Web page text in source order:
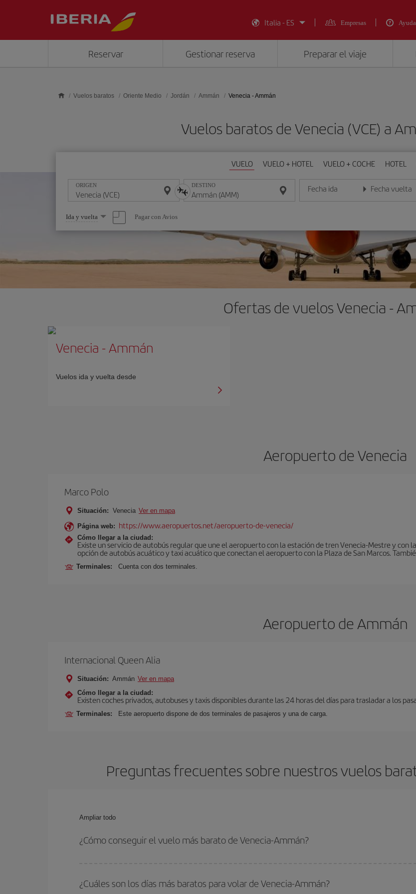
Italia - ES
Empresas Ayuda
Reservar Gestionar reserva Preparar el viaje
Vuelos baratos Oriente Medio Jordán Ammán Venecia - Ammán
Vuelos baratos de Venecia (VCE) a
VUELO VUELO + HOTEL VUELO + COCHE HOTEL
ORIGEN DESTINO Fecha ida
Introduce la fecha en formato día/mes/
Fecha vuelta
Introduce la fecha
Seleccione
una
opción
Ida y vuelta Pagar con Avios
Ofertas de vuelos Venecia -
Venecia -Ammán
Vuelos ida y vuelta desde
Aeropuerto de Venecia
Marco Polo
Situación: Venecia Ver en mapa
Página web: https://www.aeropuertos.net/aeropuerto-de-venecia/
Cómo llegar a la ciudad:
Existe un servicio de autobús regular que une el aeropuerto con la estación de tren Venecia-Mestre y con
opción de autobús acuático y taxi acuático que conectan el aeropuerto con la Plaza de San Marcos.
Terminales: Cuenta con dos terminales.
Aeropuerto de Ammán
Internacional Queen Alia
Situación: Ammán Ver en mapa
Cómo llegar a la ciudad:
Existen coches privados, autobuses y taxis disponibles durante las 24 horas del días para trasladar a los
Terminales: Este aeropuerto dispone de dos terminales de pasajeros y una de carga.
Preguntas frecuentes sobre nuestros vuelos
Ampliar todo
¿Cómo conseguir el vuelo más barato de Venecia-Ammán?
fechas y horarios de ida y vuelta.
¿Cuáles son los días más baratos para volar de Venecia-Ammán?